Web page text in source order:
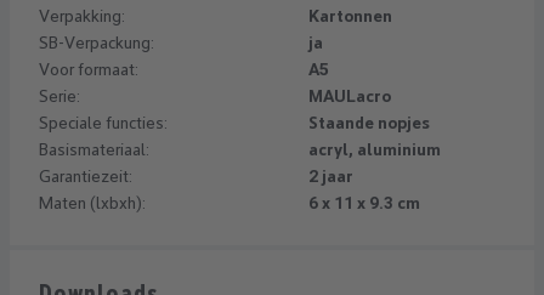
Verpakking:
Kartonnen
SB-Verpackung:
ja
Voor formaat:
A5
Serie:
MAULacro
Speciale functies:
Staande nopjes
Basismateriaal:
acryl, aluminium
Garantiezeit:
2 jaar
Maten (lxbxh):
6 x 11 x 9.3 cm